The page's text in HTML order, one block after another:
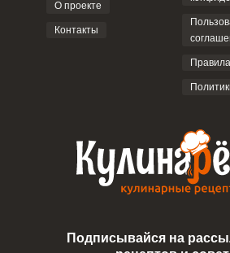
О проекте
Контакты
Подписывайся на